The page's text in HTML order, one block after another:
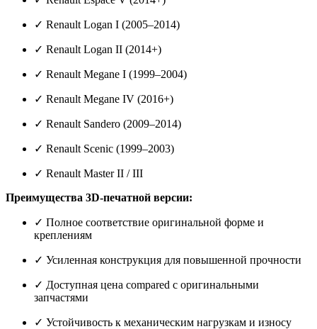
✓ Renault Logan I (2005–2014)
✓ Renault Logan II (2014+)
✓ Renault Megane I (1999–2004)
✓ Renault Megane IV (2016+)
✓ Renault Sandero (2009–2014)
✓ Renault Scenic (1999–2003)
✓ Renault Master II / III
Преимущества 3D-печатной версии:
✓ Полное соответствие оригинальной форме и
креплениям
✓ Усиленная конструкция для повышенной прочности
✓ Доступная цена compared с оригинальными
запчастями
✓ Устойчивость к механическим нагрузкам и износу